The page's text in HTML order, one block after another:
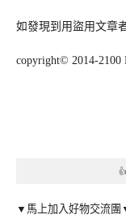
如發現到用盜用文章
copyright© 2014-2100
▼馬上加入好物交流團